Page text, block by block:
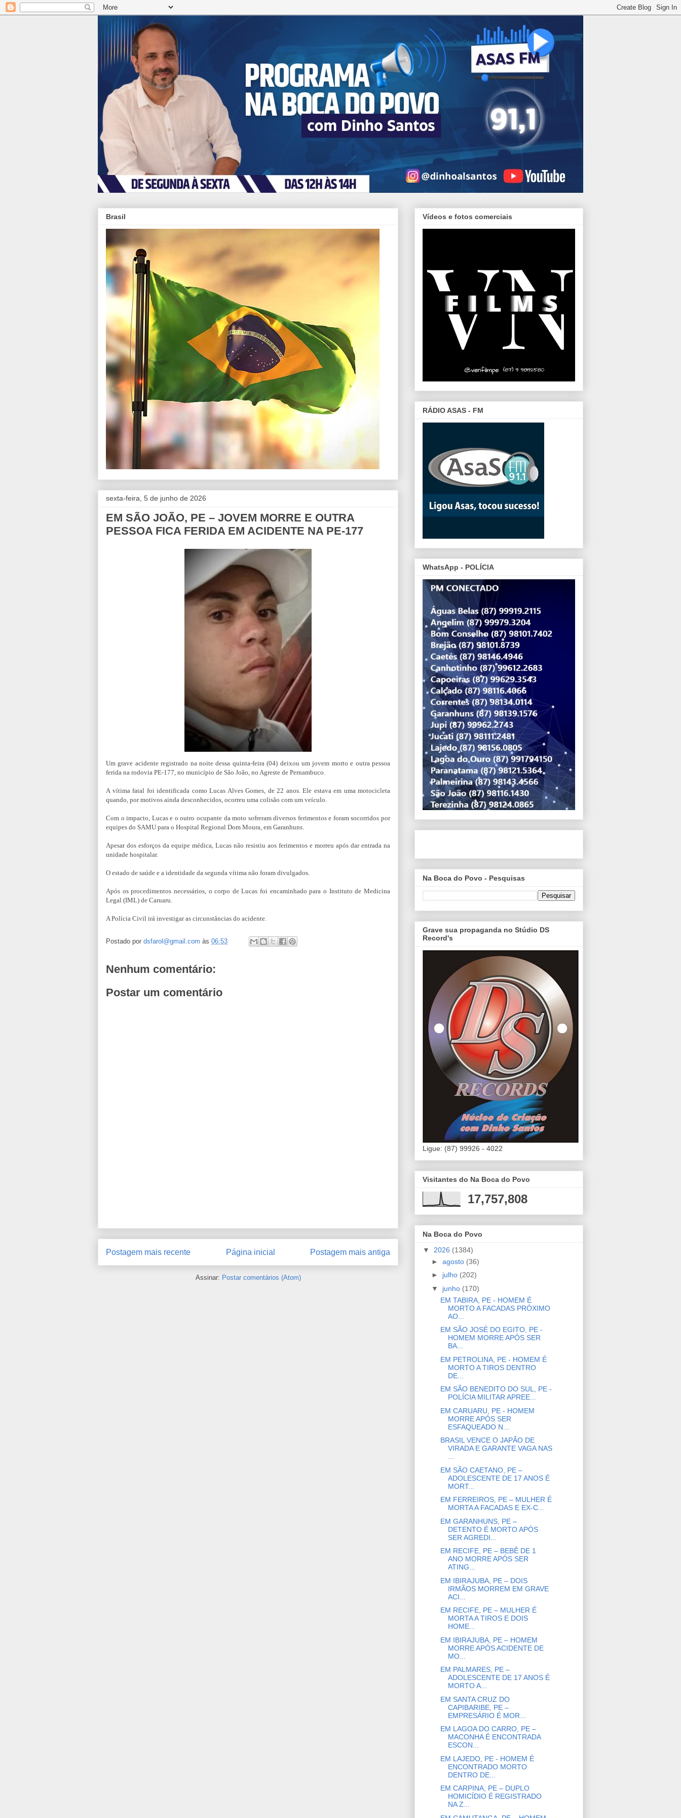
Brasil
sexta-feira, 5 de junho de 2026
EM SÃO JOÃO, PE – JOVEM MORRE E OUTRA
PESSOA FICA FERIDA EM ACIDENTE NA PE-177
Um grave acidente registrado na noite dessa quinta-feira (04) deixou um jovem morto e outra pessoa
ferida na rodovia PE-177, no município de São João, no Agreste de Pernambuco.
A vítima fatal foi identificada como Lucas Alves Gomes, de 22 anos. Ele estava em uma motocicleta
quando, por motivos ainda desconhecidos, ocorreu uma colisão com um veículo.
Com o impacto, Lucas e o outro ocupante da moto sofreram diversos ferimentos e foram socorridos por
equipes do SAMU para o Hospital Regional Dom Moura, em Garanhuns.
Apesar dos esforços da equipe médica, Lucas não resistiu aos ferimentos e morreu após dar entrada na
unidade hospitalar.
O estado de saúde e a identidade da segunda vítima não foram divulgados.
Após os procedimentos necessários, o corpo de Lucas foi encaminhado para o Instituto de Medicina
Legal (IML) de Caruaru.
A Polícia Civil irá investigar as circunstâncias do acidente.
Postado por dsfarol@gmail.com às 06:53
Nenhum comentário:
Postar um comentário
Postagem mais recente Postagem mais antiga
Página inicial
Assinar: Postar comentários (Atom)
Vídeos e fotos comerciais
RÁDIO ASAS - FM
WhatsApp - POLÍCIA
Na Boca do Povo - Pesquisas
Grave sua propaganda no Stúdio DS
Record's
Ligue: (87) 99926 - 4022
Visitantes do Na Boca do Povo
17,757,808
Na Boca do Povo
▼ 2026 (1384)
► agosto (36)
► julho (202)
▼ junho (170)
EM TABIRA, PE - HOMEM É
MORTO A FACADAS PRÓXIMO
AO...
EM SÃO JOSÉ DO EGITO, PE -
HOMEM MORRE APÓS SER
BA...
EM PETROLINA, PE - HOMEM É
MORTO A TIROS DENTRO
DE...
EM SÃO BENEDITO DO SUL, PE -
POLÍCIA MILITAR APREE...
EM CARUARU, PE - HOMEM
MORRE APÓS SER
ESFAQUEADO N...
BRASIL VENCE O JAPÃO DE
VIRADA E GARANTE VAGA NAS
...
EM SÃO CAETANO, PE –
ADOLESCENTE DE 17 ANOS É
MORT...
EM FERREIROS, PE – MULHER É
MORTA A FACADAS E EX-C...
EM GARANHUNS, PE –
DETENTO É MORTO APÓS
SER AGREDI...
EM RECIFE, PE – BEBÊ DE 1
ANO MORRE APÓS SER
ATING...
EM IBIRAJUBA, PE – DOIS
IRMÃOS MORREM EM GRAVE
ACI...
EM RECIFE, PE – MULHER É
MORTA A TIROS E DOIS
HOME...
EM IBIRAJUBA, PE – HOMEM
MORRE APÓS ACIDENTE DE
MO...
EM PALMARES, PE –
ADOLESCENTE DE 17 ANOS É
MORTO A...
EM SANTA CRUZ DO
CAPIBARIBE, PE –
EMPRESÁRIO É MOR...
EM LAGOA DO CARRO, PE –
MACONHA É ENCONTRADA
ESCON...
EM LAJEDO, PE - HOMEM É
ENCONTRADO MORTO
DENTRO DE...
EM CARPINA, PE – DUPLO
HOMICÍDIO É REGISTRADO
NA Z...